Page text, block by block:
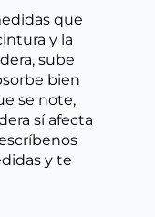
que
y la
sube
bien
se note,
sí afecta
y te